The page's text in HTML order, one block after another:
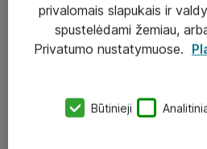
Atea ekspertų patarimai verslui
eShop@atea.lt
privalomais slapukais ir
spustelėdami žemiau,
Privatumo nustatymuose.
Būtinieji